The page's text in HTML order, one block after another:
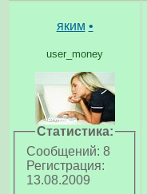
яким •
user_money
Статистика:
Сообщений: 8
Регистрация:
13.08.2009